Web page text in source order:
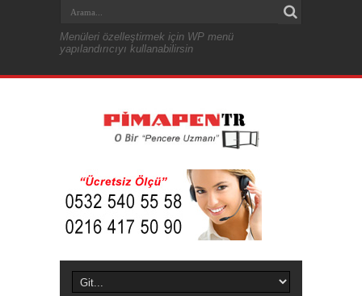
Menüleri özelleştirmek için WP menü
yapılandırıcıyı kullanabilirsin